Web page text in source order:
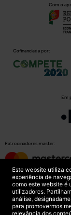
Com o
Cofinanciada por:
Em
Patrocinadores master:
Este website utiliza
experiência de
como este website é
utilizadores.
análise,
para promovermos
relevância dos